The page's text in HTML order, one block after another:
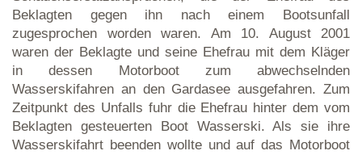
Beklagten gegen ihn nach einem Bootsunfall
zugesprochen worden waren. Am 10. August 2001
waren der Beklagte und seine Ehefrau mit dem Kläger
in dessen Motorboot zum abwechselnden
Wasserskifahren an den Gardasee ausgefahren. Zum
Zeitpunkt des Unfalls fuhr die Ehefrau hinter dem vom
Beklagten gesteuerten Boot Wasserski. Als sie ihre
Wasserskifahrt beenden wollte und auf das Motorboot